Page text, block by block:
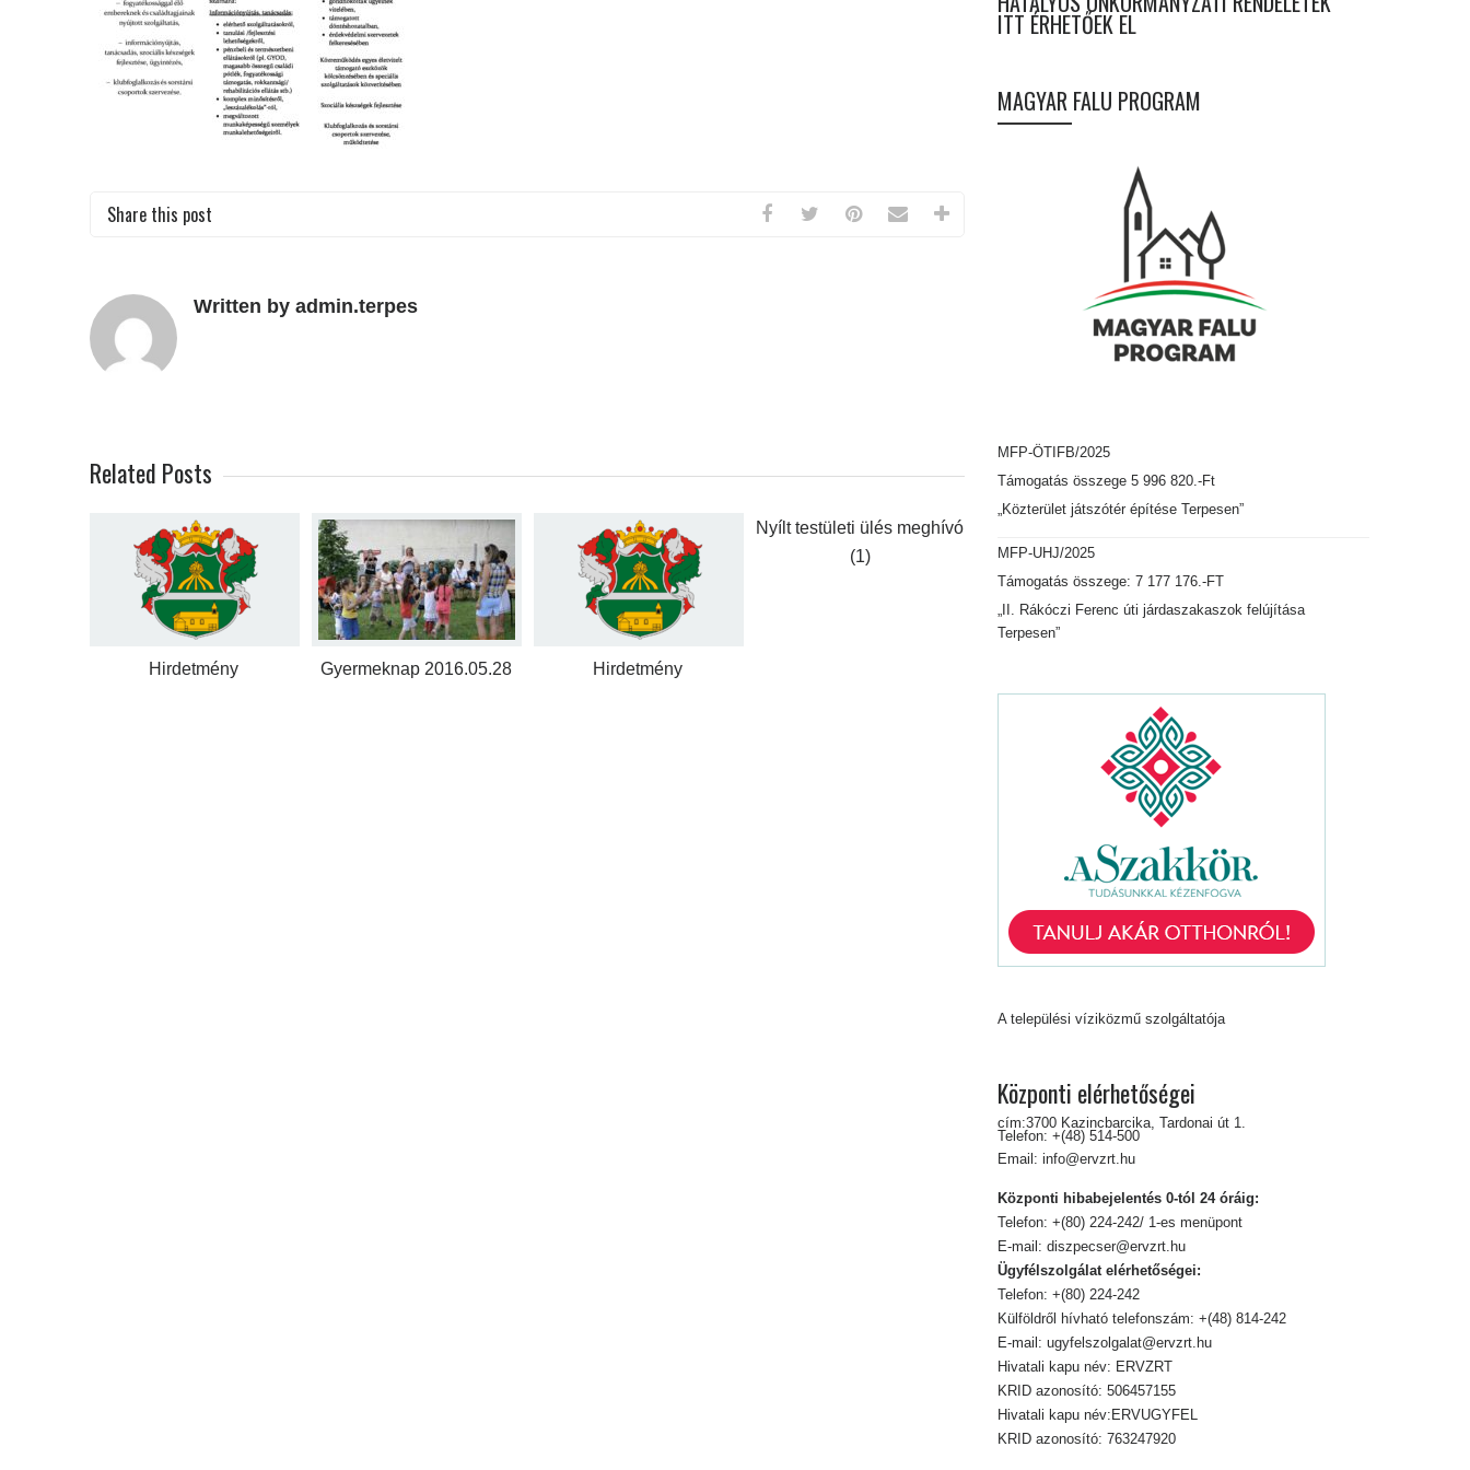
Share this post
Written by admin.terpes
Related Posts
Hirdetmény Gyermeknap 2016.05.28 Hirdetmény
Nyílt testületi ülés meghívó
(1)
ITT ÉRHETŐEK EL
MAGYAR FALU PROGRAM
MFP-ÖTIFB/2025
Támogatás összege 5 996 820.-Ft
„Közterület játszótér építése Terpesen”
MFP-UHJ/2025
Támogatás összege: 7 177 176.-FT
„II. Rákóczi Ferenc úti járdaszakaszok felújítása
Terpesen”
A települési víziközmű szolgáltatója
Központi elérhetőségei
cím:3700 Kazincbarcika, Tardonai út 1.
Telefon: +(48) 514-500
Email: info@ervzrt.hu
Központi hibabejelentés 0-tól 24 óráig:
Telefon: +(80) 224-242/ 1-es menüpont
E-mail: diszpecser@ervzrt.hu
Ügyfélszolgálat elérhetőségei:
Telefon: +(80) 224-242
Külföldről hívható telefonszám: +(48) 814-242
E-mail: ugyfelszolgalat@ervzrt.hu
Hivatali kapu név: ERVZRT
KRID azonosító: 506457155
Hivatali kapu név:ERVUGYFEL
KRID azonosító: 763247920